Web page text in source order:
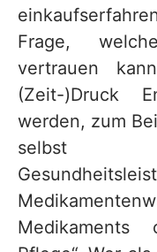
Frage,
vertrauen
(Zeit-)Druck
werden, zum
selbst
Medikaments